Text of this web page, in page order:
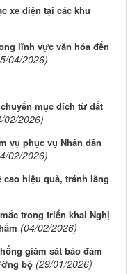
xe điện tại các khu
lĩnh vực văn hóa đến
04/2026)
mục đích từ đất
02/2026)
vụ phục vụ Nhân dân
02/2026)
hiệu quả, tránh lãng
trong triển khai Nghị
(04/02/2026)
giám sát bảo đảm
bộ (29/01/2026)